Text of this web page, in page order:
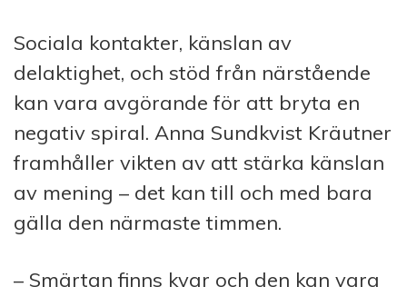
Sociala kontakter, känslan av
delaktighet, och stöd från närstående
kan vara avgörande för att bryta en
negativ spiral. Anna Sundkvist Kräutner
framhåller vikten av att stärka känslan
av mening – det kan till och med bara
gälla den närmaste timmen.
– Smärtan finns kvar och den kan vara